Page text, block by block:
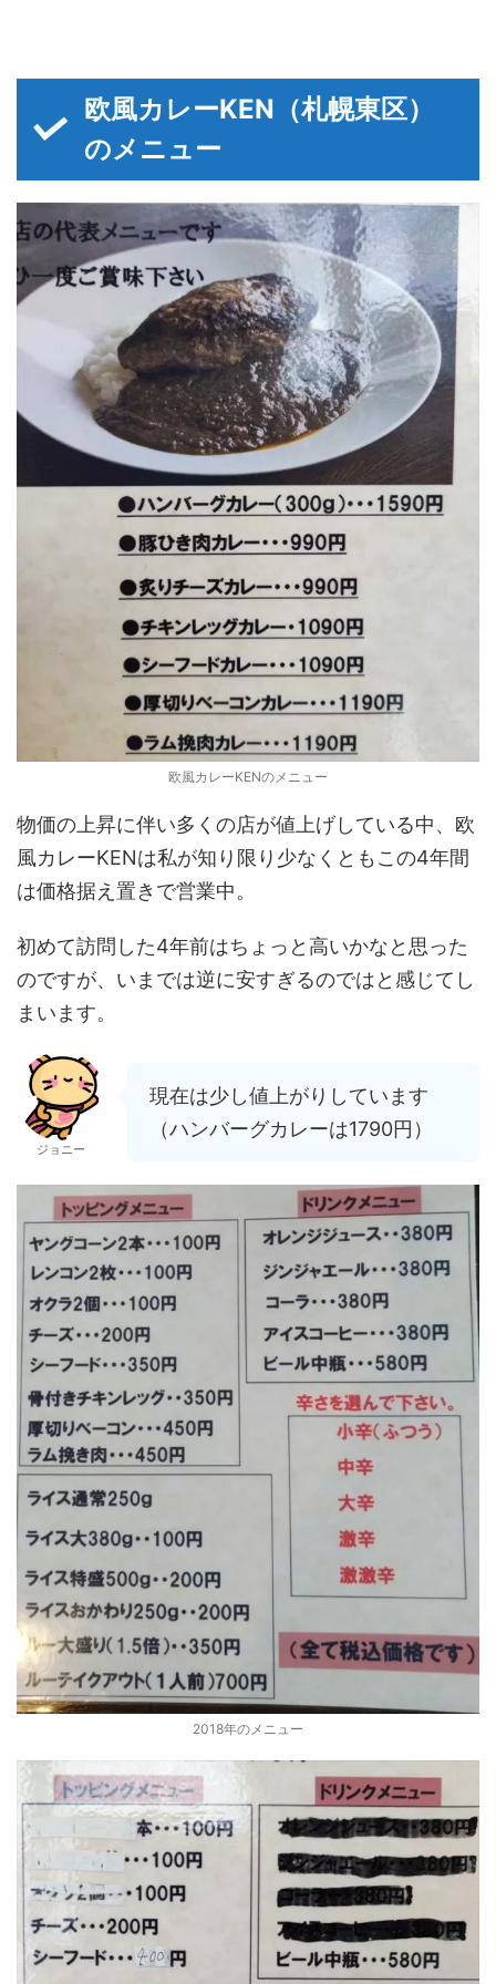
欧風カレーKEN（札幌東区）
のメニュー
欧風カレーKENのメニュー
物価の上昇に伴い多くの店が値上げしている中、欧
風カレーKENは私が知り限り少なくともこの4年間
は価格据え置きで営業中。
初めて訪問した4年前はちょっと高いかなと思った
のですが、いまでは逆に安すぎるのではと感じてし
まいます。
ジョニー
現在は少し値上がりしています
（ハンバーグカレーは1790円）
2018年のメニュー